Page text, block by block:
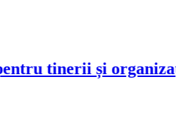
tinerii și